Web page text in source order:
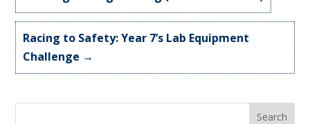
Racing to Safety: Year 7’s Lab Equipment
Challenge →
Search